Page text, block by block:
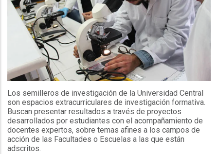
Los semilleros de investigación de la Universidad Central
son espacios extracurriculares de investigación formativa.
Buscan presentar resultados a través de proyectos
desarrollados por estudiantes con el acompañamiento de
docentes expertos, sobre temas afines a los campos de
acción de las Facultades o Escuelas a las que están
adscritos.